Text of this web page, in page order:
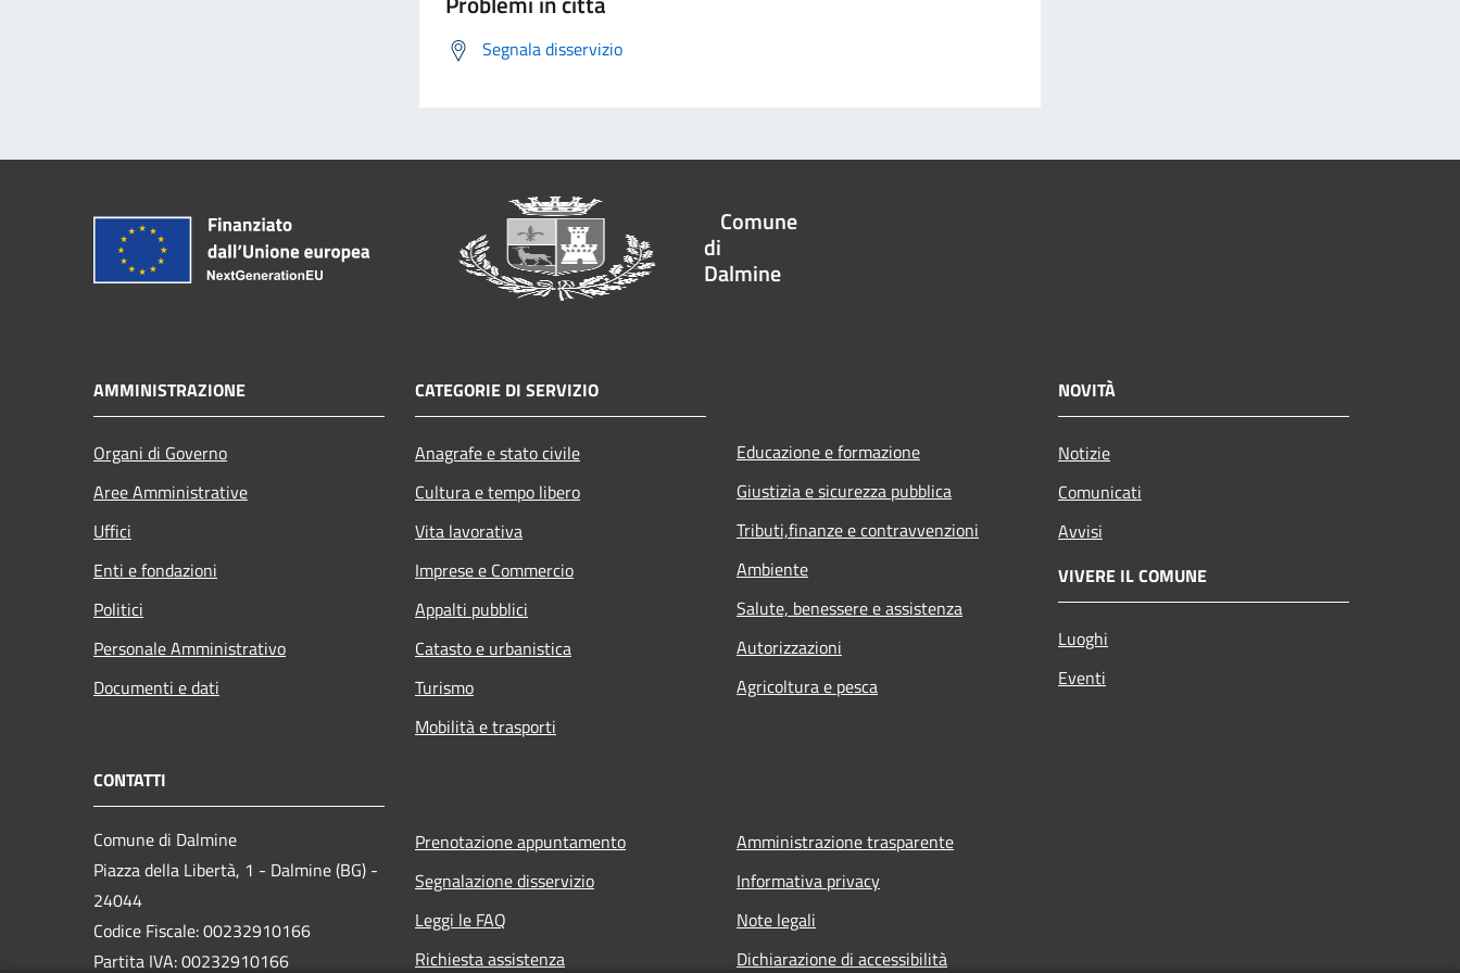
Segnala disservizio
Comune
di
Dalmine
AMMINISTRAZIONE
Organi di Governo
Aree Amministrative
Uffici
Enti e fondazioni
Politici
Personale Amministrativo
Documenti e dati
CATEGORIE DI SERVIZIO
Anagrafe e stato civile
Cultura e tempo libero
Vita lavorativa
Imprese e Commercio
Appalti pubblici
Catasto e urbanistica
Turismo
Mobilità e trasporti
Educazione e formazione
Giustizia e sicurezza pubblica
Tributi,finanze e contravvenzioni
Ambiente
Salute, benessere e assistenza
Autorizzazioni
Agricoltura e pesca
NOVITÀ
Notizie
Comunicati
Avvisi
VIVERE IL COMUNE
Luoghi
Eventi
CONTATTI
Comune di Dalmine
Piazza della Libertà, 1 - Dalmine (BG) -
24044
Codice Fiscale: 00232910166
Partita IVA: 00232910166
Prenotazione appuntamento
Segnalazione disservizio
Leggi le FAQ
Richiesta assistenza
Amministrazione trasparente
Informativa privacy
Note legali
Dichiarazione di accessibilità